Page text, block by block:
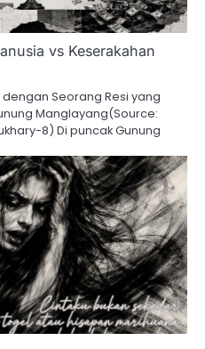
vs Keserakahan
Seorang Resi yang
Manglayang(Source:
8) Di puncak Gunung